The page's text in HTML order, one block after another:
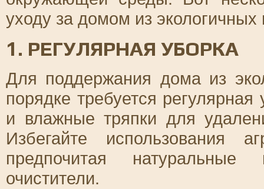
уходу за домом из экологичных
1. РЕГУЛЯРНАЯ УБОРКА
Для поддержания дома из
порядке требуется
и влажные тряпки для
Избегайте использования
предпочитая натуральные
очистители.